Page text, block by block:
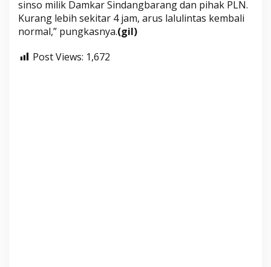
sinso milik Damkar Sindangbarang dan pihak PLN.
Kurang lebih sekitar 4 jam, arus lalulintas kembali
normal,” pungkasnya.(gil)
Post Views: 1,672